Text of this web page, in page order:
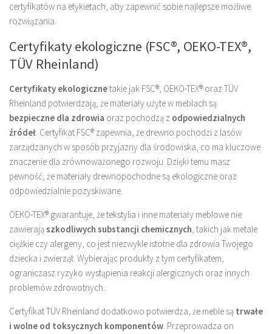
certyfikatów na etykietach, aby zapewnić sobie najlepsze możliwe
rozwiązania.
Certyfikaty ekologiczne (FSC®, OEKO-TEX®,
TÜV Rheinland)
Certyfikaty ekologicznetakie jak FSC®, OEKO-TEX® oraz TÜV
Rheinland potwierdzają, że materiały użyte w meblach są
bezpieczne dla zdrowia oraz pochodzą z odpowiedzialnych
źródeł. Certyfikat FSC® zapewnia, że drewno pochodzi z lasów
zarządzanych w sposób przyjazny dla środowiska, co ma kluczowe
znaczenie dla zrównoważonego rozwoju. Dzięki temu masz
pewność, że materiały drewnopochodne są ekologiczne oraz
odpowiedzialnie pozyskiwane.
OEKO-TEX® gwarantuje, że tekstylia i inne materiały meblowe nie
zawierająszkodliwych substancji chemicznych, takich jak metale
ciężkie czy alergeny, co jest niezwykle istotne dla zdrowia Twojego
dziecka i zwierząt. Wybierając produkty z tym certyfikatem,
ograniczasz ryzyko wystąpienia reakcji alergicznych oraz innych
problemów zdrowotnych.
Certyfikat TÜV Rheinland dodatkowo potwierdza, że meble są trwałe
i wolne od toksycznych komponentów. Przeprowadza on